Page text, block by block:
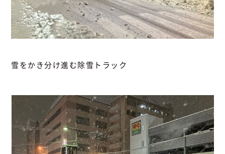
雪をかき分け進む除雪トラック